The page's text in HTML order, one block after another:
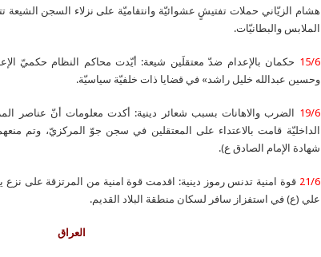
هشام الزيّاني حملات تفتيشٍ عشوائيّة وانتقاميّة على نزلاء السجن الشيعة
الملابس والبطانيّات.
15/6 حكمان بالإعدام ضدّ معتقلَين شيعة: أيّدت محاكم النظام حكميّ
وحسين عبدالله خليل راشد» في قضايا ذات خلفيّة سياسيّة.
19/6 الضرب والاهانات بسبب شعائر دينية: أكدت معلومات أنّ عناصر
الداخليّة قامت بالاعتداء على المعتقلين في سجن جوّ المركزيّ، وتم
شهادة الإمام الصادق ع).
21/6 قوة امنية تدنس رموز دينية: اقدمت قوة امنية من المرتزقة على
علي (ع) في استفزاز سافر لسكان منطقة البلاد القديم.
العراق